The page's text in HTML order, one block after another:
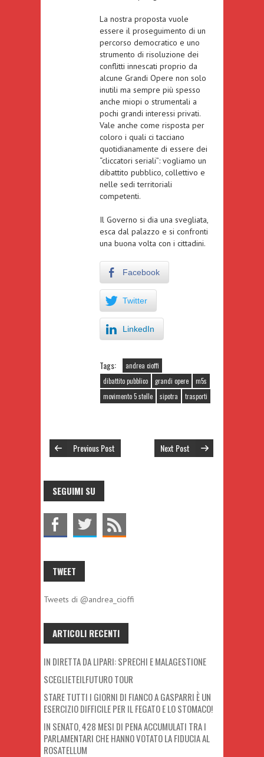
La nostra proposta vuole
essere il proseguimento di un
percorso democratico e uno
strumento di risoluzione dei
conflitti innescati proprio da
alcune Grandi Opere non solo
inutili ma sempre più spesso
anche miopi o strumentali a
pochi grandi interessi privati.
Vale anche come risposta per
coloro i quali ci tacciano
quotidianamente di essere dei
“cliccatori seriali”: vogliamo un
dibattito pubblico, collettivo e
nelle sedi territoriali
competenti.
Il Governo si dia una svegliata,
esca dal palazzo e si confronti
una buona volta con i cittadini.
Facebook
Twitter
LinkedIn
Tags:
andrea cioffi
dibattito pubblico
grandi opere
m5s
movimento 5 stelle
sipotra trasporti
Next Post
Previous Post
SEGUIMI SU
TWEET
Tweets di @andrea_cioffi
ARTICOLI RECENTI
IN DIRETTA DA LIPARI: SPRECHI E MALAGESTIONE
SCEGLIETEILFUTURO TOUR
STARE TUTTI I GIORNI DI FIANCO A GASPARRI È UN
ESERCIZIO DIFFICILE PER IL FEGATO E LO STOMACO!
IN SENATO, 428 MESI DI PENA ACCUMULATI TRA I
PARLAMENTARI CHE HANNO VOTATO LA FIDUCIA AL
ROSATELLUM